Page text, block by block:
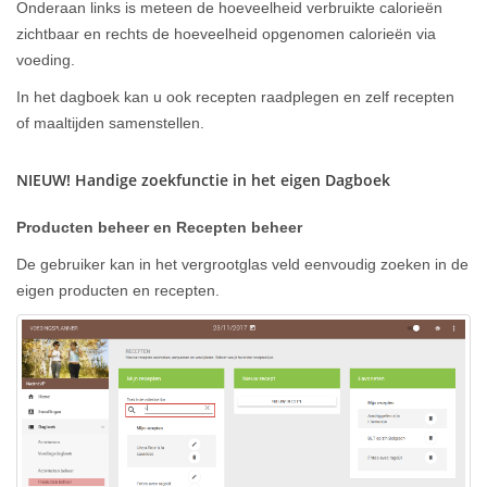
Onderaan links is meteen de hoeveelheid verbruikte calorieën
zichtbaar en rechts de hoeveelheid opgenomen calorieën via
voeding.
In het dagboek kan u ook recepten raadplegen en zelf recepten
of maaltijden samenstellen.
NIEUW! Handige zoekfunctie in het eigen Dagboek
Producten beheer en Recepten beheer
De gebruiker kan in het vergrootglas veld eenvoudig zoeken in de
eigen producten en recepten.